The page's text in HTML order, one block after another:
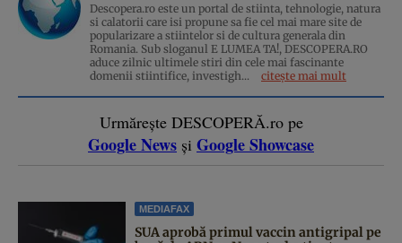
Descopera.ro este un portal de stiinta, tehnologie, natura
si calatorii care isi propune sa fie cel mai mare site de
popularizare a stiintelor si de cultura generala din
Romania. Sub sloganul E LUMEA TA!, DESCOPERA.RO
aduce zilnic ultimele stiri din cele mai fascinante
domenii stiintifice, investigh...
citește mai mult
Urmărește DESCOPERĂ.ro pe
Google News și Google Showcase
MEDIAFAX
SUA aprobă primul vaccin antigripal pe